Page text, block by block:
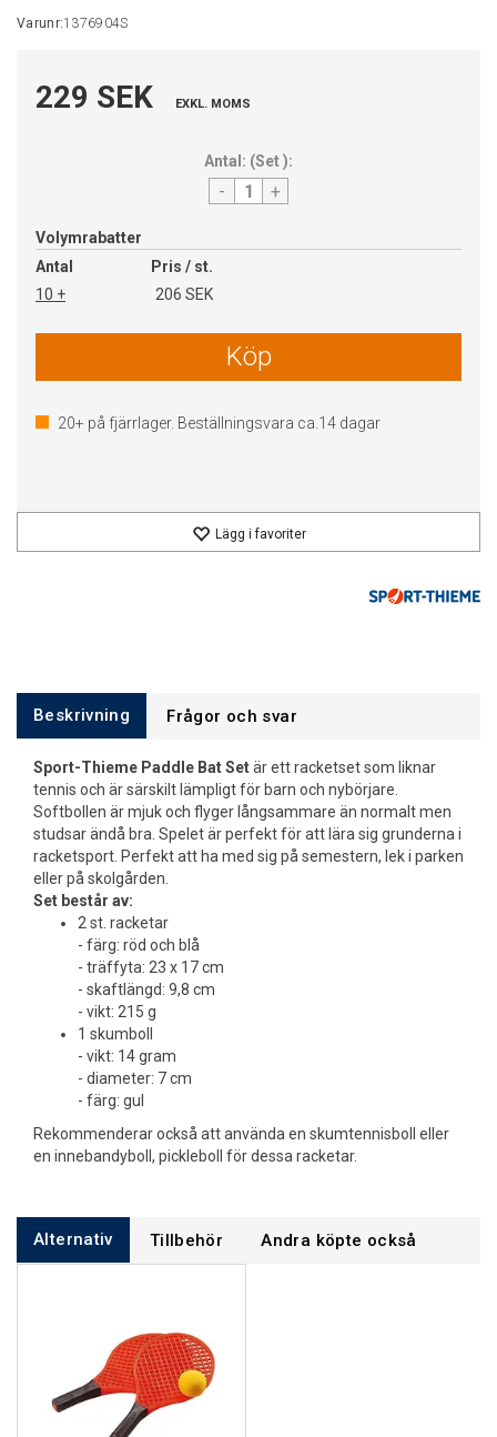
Varunr:1376904S
229 SEK EXKL. MOMS
Antal: (Set):
- +
Volymrabatter
Antal
Pris / st.
10 +
206 SEK
Köp
20+ på fjärrlager. Beställningsvara ca. 14 dagar
Lägg i favoriter
Beskrivning Frågor och svar
Sport-Thieme Paddle Bat Setär ett racketset som liknar
tennis och är särskilt lämpligt för barn och nybörjare.
Softbollen är mjuk och flyger långsammare än normalt men
studsar ändå bra. Spelet är perfekt för att lära sig grunderna i
racketsport. Perfekt att ha med sig på semestern, lek i parken
eller på skolgården.
Set består av:
2 st. racketar
- färg: röd och blå
- träffyta: 23 x 17 cm
- skaftlängd: 9,8 cm
- vikt: 215 g
1 skumboll
- vikt: 14 gram
- diameter: 7 cm
- färg: gul
Rekommenderar också att använda en skumtennisboll eller
en innebandyboll, pickleboll för dessa racketar.
Alternativ Tillbehör Andra köpte också